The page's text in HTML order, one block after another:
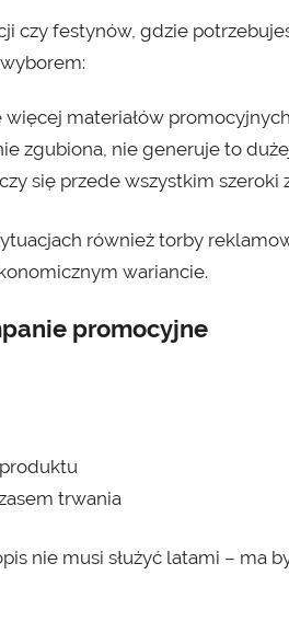
czy festynów, gdzie
więcej materiałów promocyjnych
zgubiona, nie generuje to
się przede wszystkim szeroki
również torby
wariancie.
promocyjne
trwania
nie musi służyć latami – ma